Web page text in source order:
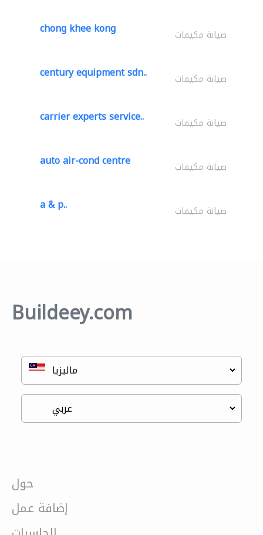
chong khee kong صيانة مكيفات
century equipment sdn.. صيانة مكيفات
carrier experts service.. صيانة مكيفات
auto air-cond centre صيانة مكيفات
a & p.. صيانة مكيفات
Buildeey.com
حول
إضافة عمل